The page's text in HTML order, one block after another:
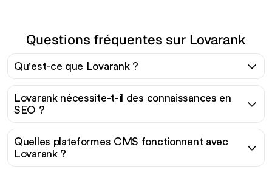
Questions fréquentes sur Lovarank
Qu'est-ce que Lovarank ?
Lovarank nécessite-t-il des connaissances en
SEO ?
Quelles plateformes CMS fonctionnent avec
Lovarank ?